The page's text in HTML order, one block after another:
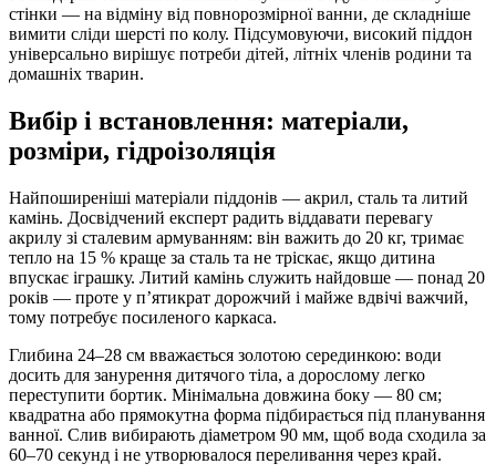
стінки — на відміну від повнорозмірної ванни, де складніше
вимити сліди шерсті по колу. Підсумовуючи, високий піддон
універсально вирішує потреби дітей, літніх членів родини та
домашніх тварин.
Вибір і встановлення: матеріали,
розміри, гідроізоляція
Найпоширеніші матеріали піддонів — акрил, сталь та литий
камінь. Досвідчений експерт радить віддавати перевагу
акрилу зі сталевим армуванням: він важить до 20 кг, тримає
тепло на 15 % краще за сталь та не тріскає, якщо дитина
впускає іграшку. Литий камінь служить найдовше — понад 20
років — проте у п’ятикрат дорожчий і майже вдвічі важчий,
тому потребує посиленого каркаса.
Глибина 24–28 см вважається золотою серединкою: води
досить для занурення дитячого тіла, а дорослому легко
переступити бортик. Мінімальна довжина боку — 80 см;
квадратна або прямокутна форма підбирається під планування
ванної. Слив вибирають діаметром 90 мм, щоб вода сходила за
60–70 секунд і не утворювалося переливання через край.